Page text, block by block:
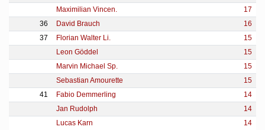
Maximilian Vincen.
17
36
David Brauch
16
37
Florian Walter Li.
15
Leon Göddel
15
Marvin Michael Sp.
15
Sebastian Amourette
15
41
Fabio Demmerling
14
Jan Rudolph
14
Lucas Karn
14